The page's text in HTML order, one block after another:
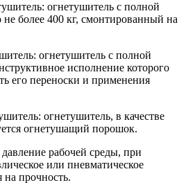
огнетушитель с полной
не более 400 кг, смонтированный на
огнетушитель с полной
исполнение которого
его переноски и применения
огнетушитель, в качестве
огнетушащий порошок.
рабочей среды, при
или пневматическое
прочность.